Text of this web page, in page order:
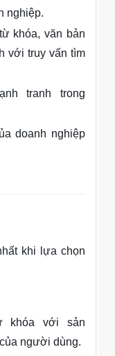
nghiệp.
khóa, văn bản
với truy vấn tìm
tranh trong
doanh nghiệp
khi lựa chọn
khóa với sản
người dùng.